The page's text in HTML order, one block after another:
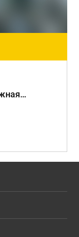
Дом на пересечении ул.Смежная/ул.Бытовая